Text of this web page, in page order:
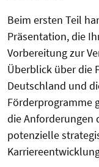
Beim ersten Teil
Präsentation, die
Vorbereitung zur
Überblick über die
Deutschland und
Förderprogramme
die Anforderungen
potenzielle